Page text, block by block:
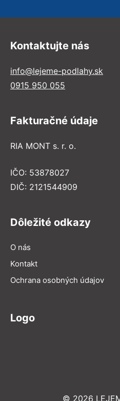
Kontaktujte nás
info@lejeme-podlahy.sk
0915 950 055
Fakturačné údaje
RIA MONT s. r. o.
IČO: 53878027
DIČ: 2121544909
Dôležité odkazy
O nás
Kontakt
Ochrana osobných údajov
Logo
© 2026